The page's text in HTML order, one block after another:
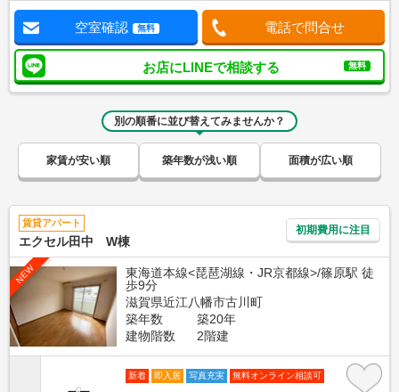
空室確認 無料 電話で問合せ
お店にLINEで相談する 無料
別の順番に並び替えてみませんか？
家賃が安い順 築年数が浅い順 面積が広い順
賃貸アパート
エクセル田中 W棟
初期費用に注目
NEW
東海道本線<琵琶湖線・JR京都線>/篠原駅 徒
歩9分
滋賀県近江八幡市古川町
築年数
築20年
建物階数
2階建
新着 即入居 写真充実 無料オンライン相談可